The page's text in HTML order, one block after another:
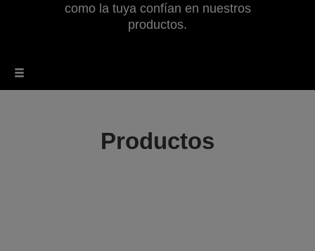
como la tuya confían en nuestros
productos.
Productos